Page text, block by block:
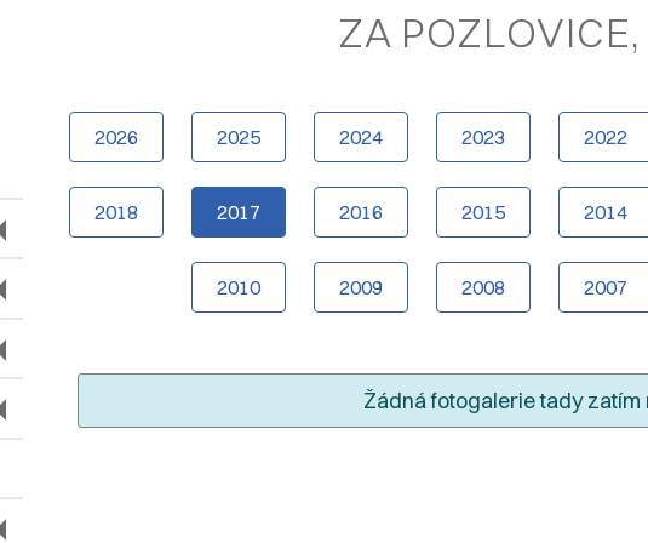
ZA
2026 2025 2024 2023 2022
2018 2017 2016 2015 2014
2010 2009 2008 2007
Žádná fotogalerie tady zatím